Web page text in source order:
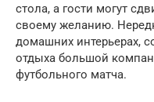
стола, а гости могут
своему желанию.
домашних интерьерах,
отдыха большой
футбольного матча.